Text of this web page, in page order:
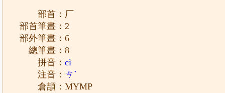
部首：厂
部首筆畫：2
部外筆畫：6
總筆畫：8
拼音：cì
注音： ㄘˋ
倉頡：MYMP